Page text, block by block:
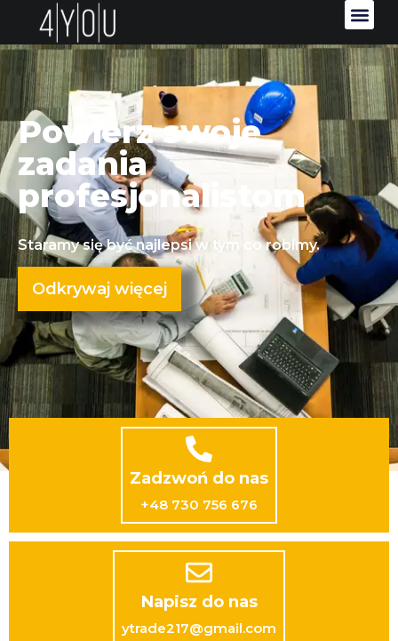
Powierz swoje
zadania
profesjonalistom
Staramy się być najlepsi w tym co robimy.
Odkrywaj więcej
Zadzwoń do nas
+48 730 756 676
Napisz do nas
ytrade217@gmail.com